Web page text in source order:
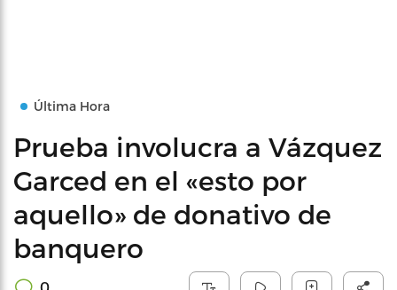
Última Hora
Prueba involucra a Vázquez
Garced en el «esto por
aquello» de donativo de
banquero